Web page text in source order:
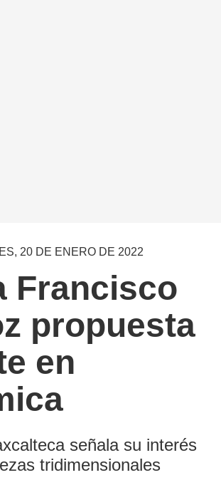
20 DE ENERO DE 2022
Francisco
propuesta
en
señala su interés
tridimensionales